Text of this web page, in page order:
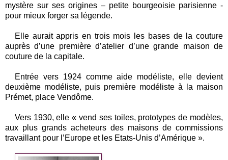
mystère sur ses origines – petite bourgeoisie parisienne -
pour mieux forger sa légende.
Elle aurait appris en trois mois les bases de la couture
auprès d’une première d’atelier d’une grande maison de
couture de la capitale.
Entrée vers 1924 comme aide modéliste, elle devient
deuxième modéliste, puis première modéliste à la maison
Prémet, place Vendôme.
Vers 1930, elle « vend ses toiles, prototypes de modèles,
aux plus grands acheteurs des maisons de commissions
travaillant pour l’Europe et les Etats-Unis d’Amérique ».